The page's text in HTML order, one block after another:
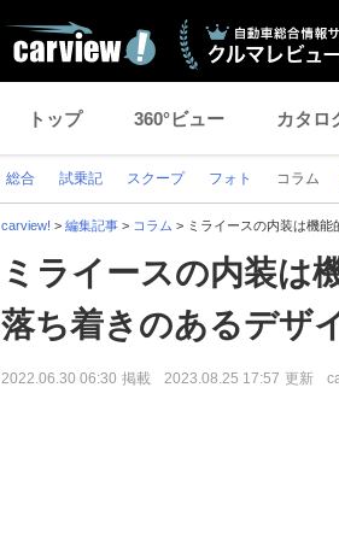
トップ 360°ビュー カタロ
総合 試乗記 スクープ フォト コラム
carview! > 編集記事 > コラム > ミライースの内装は機能
ミライースの内装は
落ち着きのあるデザ
2022.06.30 06:30 掲載 2023.08.25 17:57 更新